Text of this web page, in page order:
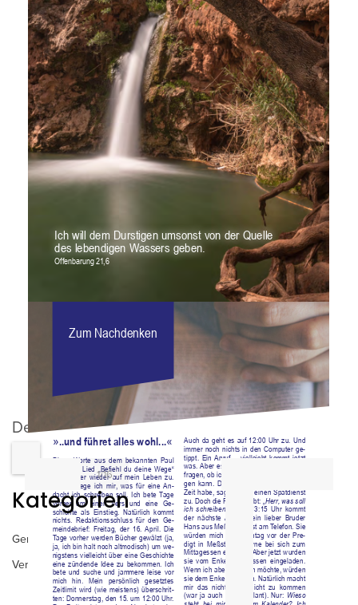
DearFlip: lädt... PDF 67% ...
1/16
Kategorien
Gemeindebriefe
Veranstaltungen